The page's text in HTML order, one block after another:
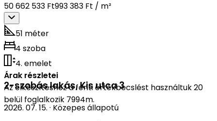
50 662 533 Ft993 383 Ft / m²
51 méter
4 szoba
4. emelet
Árak részletei
Az elkészítéshez a fenti értékbecslést használtuk 20
belül foglalkozik 7994m.
2-szobás lakás,Kis utca 3
2026. 07. 15. · Közepes állapotú